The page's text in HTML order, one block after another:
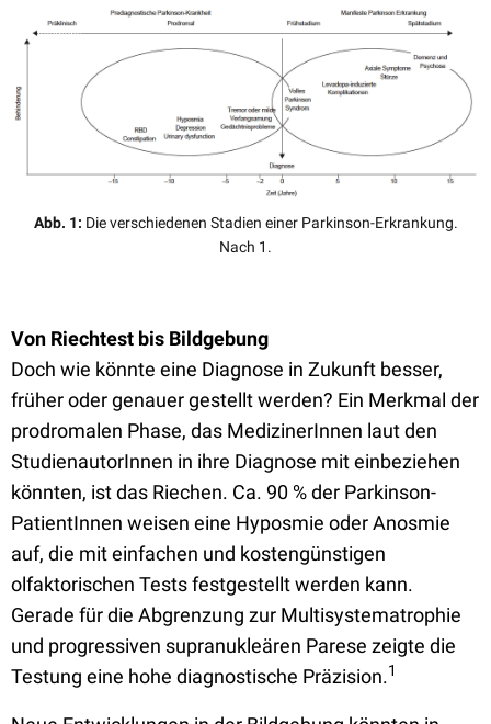
Abb. 1: Die verschiedenen Stadien einer Parkinson-Erkrankung.
Nach 1.
Von Riechtest bis Bildgebung
Doch wie könnte eine Diagnose in Zukunft besser,
früher oder genauer gestellt werden? Ein Merkmal der
prodromalen Phase, das MedizinerInnen laut den
StudienautorInnen in ihre Diagnose mit einbeziehen
könnten, ist das Riechen. Ca. 90 % der Parkinson-
PatientInnen weisen eine Hyposmie oder Anosmie
auf, die mit einfachen und kostengünstigen
olfaktorischen Tests festgestellt werden kann.
Gerade für die Abgrenzung zur Multisystematrophie
und progressiven supranukleären Parese zeigte die
Testung eine hohe diagnostische Präzision.1